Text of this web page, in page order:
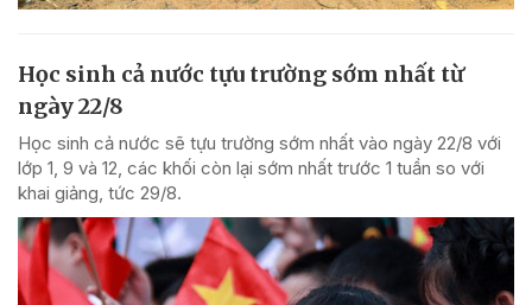
Học sinh cả nước tựu trường sớm nhất từ
ngày 22/8
Học sinh cả nước sẽ tựu trường sớm nhất vào ngày 22/8 với
lớp 1, 9 và 12, các khối còn lại sớm nhất trước 1 tuần so với
khai giảng, tức 29/8.